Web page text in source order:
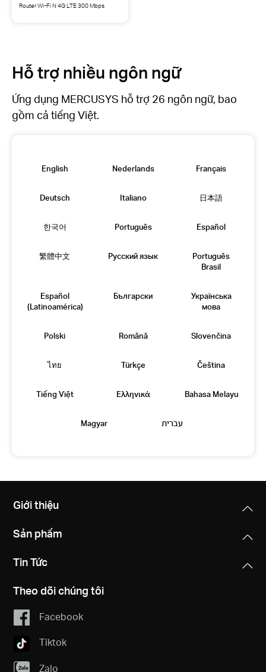
Router Wi-Fi N 4G LTE 300 Mbps
Hỗ trợ nhiều ngôn ngữ
Ứng dụng MERCUSYS hỗ trợ 26 ngôn ngữ, bao
gồm cả tiếng Việt.
English Nederlands Français
Deutsch Italiano 日本語
한국어 Português Español
繁體中文 Русский язык
Português
Brasil
Español
(Latinoamérica)
Български
Українська
мова
Polski Română Slovenčina
ไทย Türkçe Čeština
Tiếng Việt Eλληνικά Bahasa Melayu
Magyar עברית
Giới thiệu
Sản phẩm
Tin Tức
Theo dõi chúng tôi
Facebook
Tiktok
Zalo